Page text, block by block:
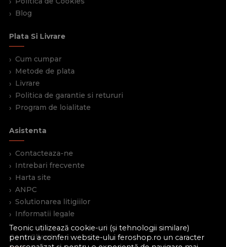
Teonic utilizează cookie-uri (și tehnologii similare)
pentru a conferi website-ului feroshop.ro un caracter
Blog
Plata Si Livrare
Cum cumpar
Metode de plata
Livrare
Politica de garantie si retururi
Program de loialitate
Asistenta
Contacteaza-ne
Intrebari frecvente
Harta site
ANPC
Solutionarea litigiilor
Informatii legale
Cont Client